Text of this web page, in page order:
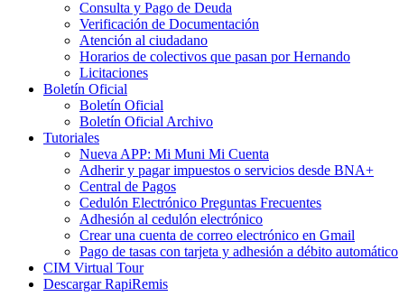
Consulta y Pago de Deuda
Verificación de Documentación
Atención al ciudadano
Horarios de colectivos que pasan por Hernando
Licitaciones
Boletín Oficial
Boletín Oficial
Boletín Oficial Archivo
Tutoriales
Nueva APP: Mi Muni Mi Cuenta
Adherir y pagar impuestos o servicios desde BNA+
Central de Pagos
Cedulón Electrónico Preguntas Frecuentes
Adhesión al cedulón electrónico
Crear una cuenta de correo electrónico en Gmail
Pago de tasas con tarjeta y adhesión a débito automático
CIM Virtual Tour
Descargar RapiRemis